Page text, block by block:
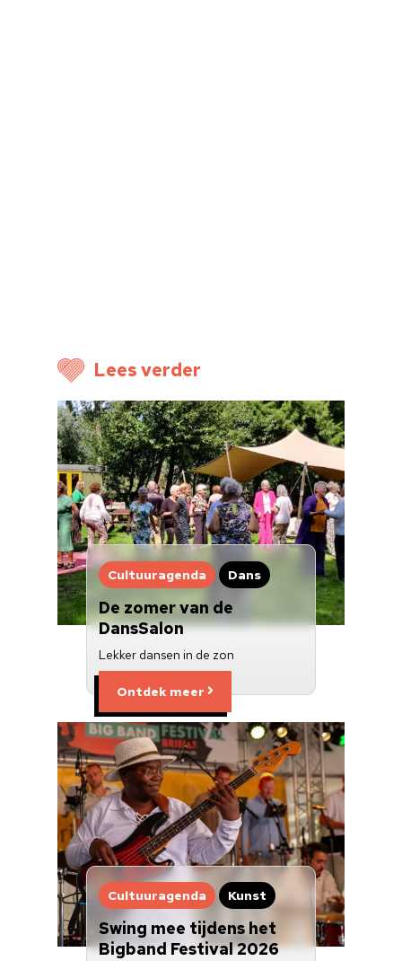
Lees verder
Cultuuragenda Dans
De zomer van de
DansSalon
Lekker dansen in de zon
Ontdek meer
Cultuuragenda Kunst
Swing mee tijdens het
Bigband Festival 2026